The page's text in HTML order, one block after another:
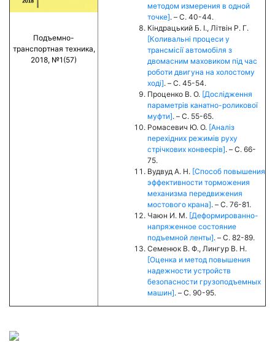
Подъемно-
транспортная техника,
2018, №1(57)
методом измерения в одной
точке]. – C. 40-44.
Кіндрацький Б. І., Літвін Р. Г.
[Коливальні процеси у
трансмісії автомобіля з
двомасним маховиком під час
роботи двигуна на холостому
ході]. – C. 45-54.
Проценко В. О. [Дослідження
параметрів канатно-роликової
муфти]. – C. 55-65.
Ромасевич Ю. О. [Аналіз
перехідних режимів руху
стрічкових конвеєрів]. – C. 66-
75.
Вудвуд А. Н. [Способ повышения
эффективности торможения
механизма передвижения
мостового крана]. – C. 76-81.
Чаюн И. М. [Деформированно-
напряженное состояние
подъемной ленты]. – C. 82-89.
Семенюк В. Ф., Лингур В. Н.
[Оценка и метод повышения
надежности устройств
безопасности грузоподъемных
машин]. – C. 90-95.